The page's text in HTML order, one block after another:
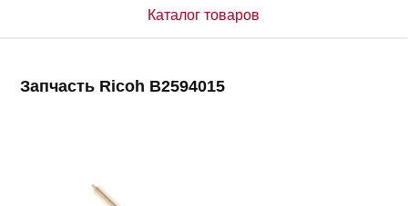
Каталог товаров
Запчасть Ricoh B2594015